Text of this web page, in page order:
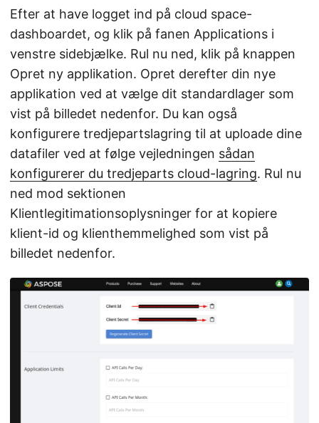
Efter at have logget ind på cloud space-
dashboardet, og klik på fanen Applications i
venstre sidebjælke. Rul nu ned, klik på knappen
Opret ny applikation. Opret derefter din nye
applikation ved at vælge dit standardlager som
vist på billedet nedenfor. Du kan også
konfigurere tredjepartslagring til at uploade dine
datafiler ved at følge vejledningen sådan
konfigurerer du tredjeparts cloud-lagring. Rul nu
ned mod sektionen
Klientlegitimationsoplysninger for at kopiere
klient-id og klienthemmelighed som vist på
billedet nedenfor.